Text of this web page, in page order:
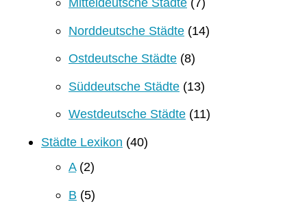
Norddeutsche Städte (14)
Ostdeutsche Städte (8)
Süddeutsche Städte (13)
Westdeutsche Städte (11)
Städte Lexikon (40)
A(2)
B (5)